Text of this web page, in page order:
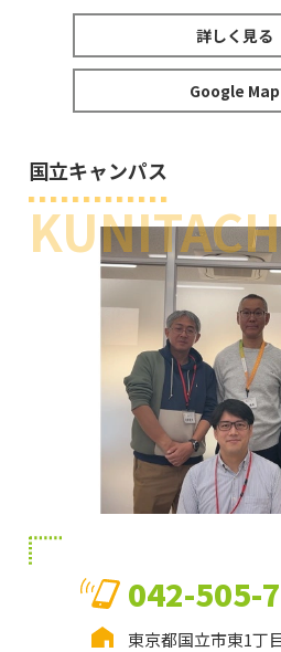
詳しく見る
Google Map
国立キャンパス
042-505-
東京都国立市東1丁